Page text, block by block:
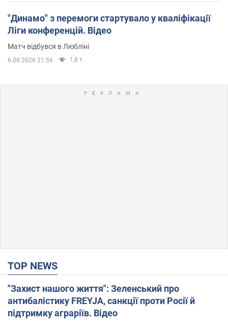
"Динамо" з перемоги стартувало у кваліфікації
Ліги конференцій. Відео
Матч відбувся в Любліні
6.08.2026 21:56 1,8 т.
TOP NEWS
"Захист нашого життя": Зеленський про
антибалістику FREYJA, санкції проти Росії й
підтримку аграріїв. Відео